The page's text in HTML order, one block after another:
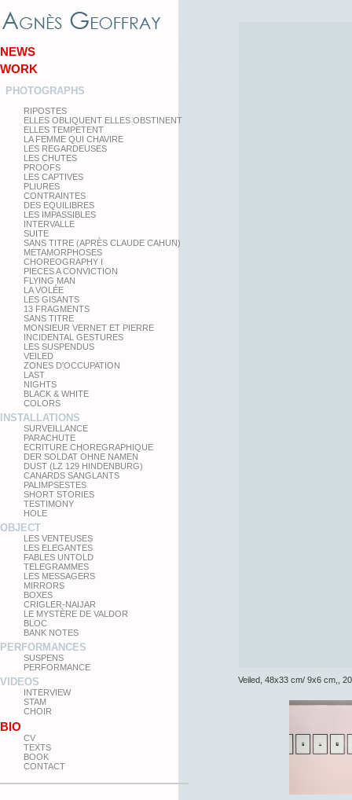
NEWS
WORK
PHOTOGRAPHS
RIPOSTES
ELLES OBLIQUENT ELLES OBSTINENT
ELLES TEMPETENT
LA FEMME QUI CHAVIRE
LES REGARDEUSES
LES CHUTES
PROOFS
LES CAPTIVES
PLIURES
CONTRAINTES
DES EQUILIBRES
LES IMPASSIBLES
INTERVALLE
SUITE
SANS TITRE (APRÈS CLAUDE CAHUN)
METAMORPHOSES
CHOREOGRAPHY I
PIECES A CONVICTION
FLYING MAN
LA VOLÉE
LES GISANTS
13 FRAGMENTS
SANS TITRE
MONSIEUR VERNET ET PIERRE
INCIDENTAL GESTURES
LES SUSPENDUS
VEILED
ZONES D'OCCUPATION
LAST
NIGHTS
BLACK & WHITE
COLORS
INSTALLATIONS
SURVEILLANCE
PARACHUTE
ECRITURE CHOREGRAPHIQUE
DER SOLDAT OHNE NAMEN
DUST (LZ 129 HINDENBURG)
CANARDS SANGLANTS
PALIMPSESTES
SHORT STORIES
TESTIMONY
HOLE
OBJECT
LES VENTEUSES
LES ELEGANTES
FABLES UNTOLD
TELEGRAMMES
LES MESSAGERS
MIRRORS
BOXES
CRIGLER-NAIJAR
LE MYSTÈRE DE VALDOR
BLOC
BANK NOTES
PERFORMANCES
SUSPENS
PERFORMANCE
VIDEOS
INTERVIEW
STAM
CHOIR
BIO
CV
TEXTS
BOOK
CONTACT
Veiled, 48x33 cm/ 9x6 cm,,